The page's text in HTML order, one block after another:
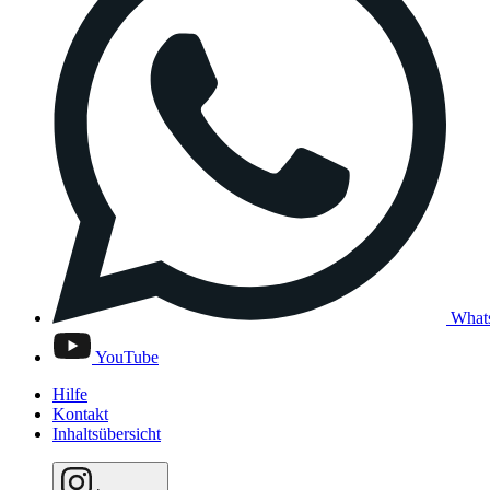
YouTube
Hilfe
Kontakt
Inhaltsübersicht